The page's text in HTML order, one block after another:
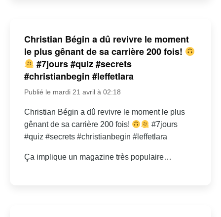
Christian Bégin a dû revivre le moment
le plus gênant de sa carrière 200 fois!
#7jours #quiz #secrets
#christianbegin #leffetlara
Publié le mardi 21 avril à 02:18
Christian Bégin a dû revivre le moment le plus
gênant de sa carrière 200 fois!
#7jours
#quiz #secrets #christianbegin #leffetlara
Ça implique un magazine très populaire…